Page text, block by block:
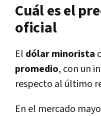
Cuál es el
oficial
El dólar minorista
promedio, con un
respecto al último
En el mercado